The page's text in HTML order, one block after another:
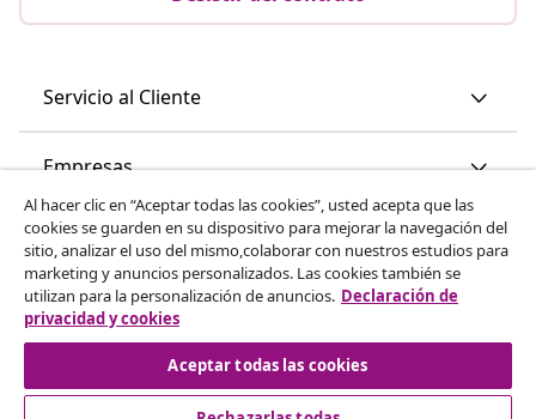
Servicio al Cliente
Empresas
vidaXL
Descubre mas
Al hacer clic en “Aceptar todas las cookies”, usted acepta que las
cookies se guarden en su dispositivo para mejorar la navegación del
sitio, analizar el uso del mismo,colaborar con nuestros estudios para
marketing y anuncios personalizados. Las cookies también se
utilizan para la personalización de anuncios. Declaración de
privacidad y cookies
Aceptar todas las cookies